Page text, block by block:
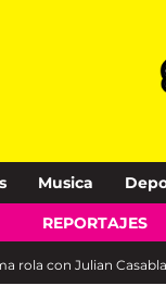
Musica
REPORTAJES
rola con Julian